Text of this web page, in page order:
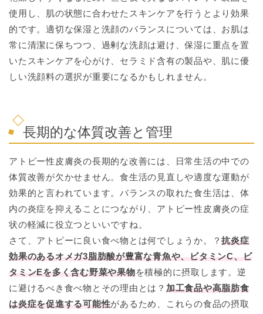
使用し、肌の状態に合わせたスキンケアを行うとより効果
的です。適切な保湿と洗顔のバランスについては、お肌は
常に清潔に保ちつつ、過剰な洗顔は避け、保湿に重点を置
いたスキンケアを心がけ、セラミド含有の製品や、肌に優
しい洗顔料の選択が重要になるかもしれません。
長期的な体質改善と管理
アトピー性皮膚炎の長期的な改善には、日常生活の中での
体質改善が欠かせません。食生活の見直しや適度な運動が
効果的と言われています。バランスの取れた食生活は、体
内の炎症を抑えることにつながり、アトピー性皮膚炎の症
状の軽減に役立つといいですね。
さて、アトピーに良い食べ物とは何でしょうか。？抗炎症
効果のあるオメガ3脂肪酸が豊富な青魚や、ビタミンC、ビ
タミンEを多く含む野菜や果物を積極的に摂取します。逆
に避けるべき食べ物とその理由とは？ 加工食品や高脂肪食
は炎症を促進する可能性があるため、これらの食品の摂取